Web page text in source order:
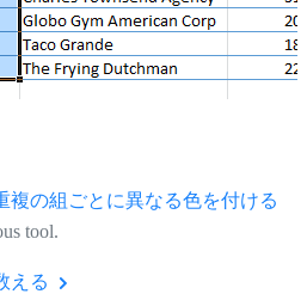
複の組ごとに異なる色を付ける
tool.
える